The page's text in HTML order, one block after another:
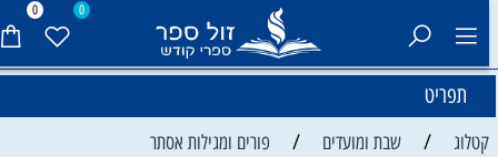
0 0
תפריט
קטלוג / שבת ומועדים / פורים ומגילות אסתר